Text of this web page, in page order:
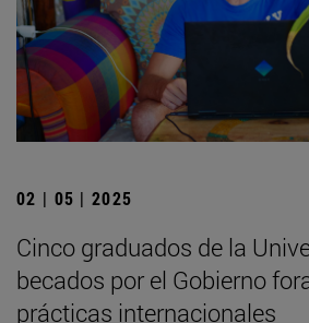
02 | 05 | 2025
Cinco graduados de la
becados por el Gobierno
prácticas internacionales